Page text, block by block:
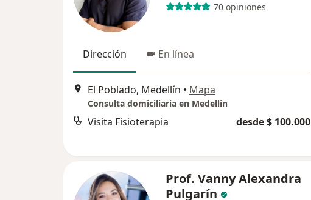
70 opiniones
Dirección En línea
El Poblado, Medellín • Mapa
Consulta domiciliaria en Medellin
Visita Fisioterapia desde $ 100.000
Prof. Vanny Alexandra
Pulgarín